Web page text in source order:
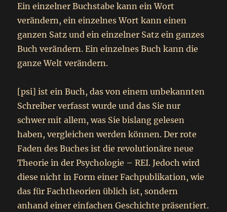
Ein einzelner Buchstabe kann ein Wort
verändern, ein einzelnes Wort kann einen
ganzen Satz und ein einzelner Satz ein ganzes
Buch verändern. Ein einzelnes Buch kann die
ganze Welt verändern.
[psi] ist ein Buch, das von einem unbekannten
Schreiber verfasst wurde und das Sie nur
schwer mit allem, was Sie bislang gelesen
haben, vergleichen werden können. Der rote
Faden des Buches ist die revolutionäre neue
Theorie in der Psychologie – REI. Jedoch wird
diese nicht in Form einer Fachpublikation, wie
das für Fachtheorien üblich ist, sondern
anhand einer einfachen Geschichte präsentiert.